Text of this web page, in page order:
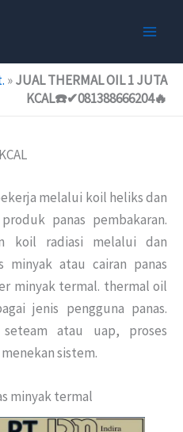
»JUAL THERMAL OIL 1 JUTA
KCAL☎️✔081388666204🔥
melalui koil heliks dan
panas pembakaran.
koil radiasi melalui dan
minyak atau cairan panas
minyak termal. thermal oil
jenis pengguna panas.
atau uap, proses
sistem.
minyak termal